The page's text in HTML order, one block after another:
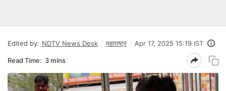
Edited by: NDTV News Desk महाराष्ट्र Apr 17, 2025 15:19 IST
Read Time: 3 mins